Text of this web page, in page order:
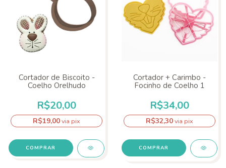
Cortador de Biscoito -
Coelho Orelhudo
R$20,00
R$19,00via pix
COMPRAR
Cortador + Carimbo -
Focinho de Coelho 1
R$34,00
R$32,30via pix